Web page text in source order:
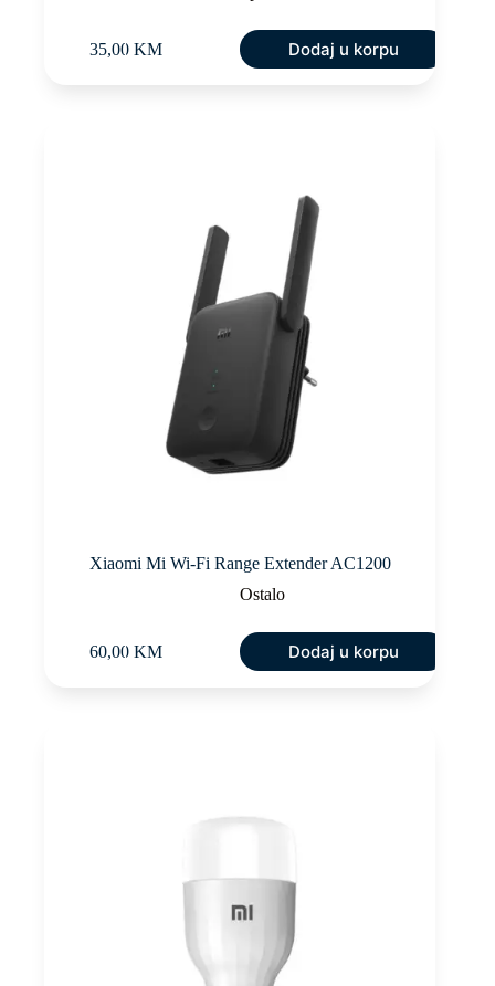
35,00 KM Dodaj u korpu
Xiaomi Mi Wi-Fi Range Extender AC1200
Ostalo
60,00 KM Dodaj u korpu